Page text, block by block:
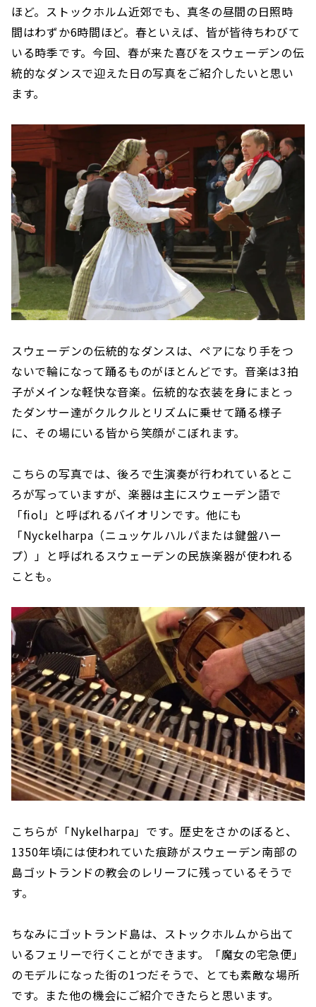
ほど。ストックホルム近郊でも、真冬の昼間の日照時
間はわずか6時間ほど。春といえば、皆が皆待ちわびて
いる時季です。今回、春が来た喜びをスウェーデンの伝
統的なダンスで迎えた日の写真をご紹介したいと思い
ます。
スウェーデンの伝統的なダンスは、ペアになり手をつ
ないで輪になって踊るものがほとんどです。音楽は3拍
子がメインな軽快な音楽。伝統的な衣装を身にまとっ
たダンサー達がクルクルとリズムに乗せて踊る様子
に、その場にいる皆から笑顔がこぼれます。
こちらの写真では、後ろで生演奏が行われているとこ
ろが写っていますが、楽器は主にスウェーデン語で
「fiol」と呼ばれるバイオリンです。他にも
「Nyckelharpa（ニュッケルハルパまたは鍵盤ハー
プ）」と呼ばれるスウェーデンの民族楽器が使われる
ことも。
こちらが「Nykelharpa」です。歴史をさかのぼると、
1350年頃には使われていた痕跡がスウェーデン南部の
島ゴットランドの教会のレリーフに残っているそうで
す。
ちなみにゴットランド島は、ストックホルムから出て
いるフェリーで行くことができます。「魔女の宅急便」
のモデルになった街の1つだそうで、とても素敵な場所
です。また他の機会にご紹介できたらと思います。